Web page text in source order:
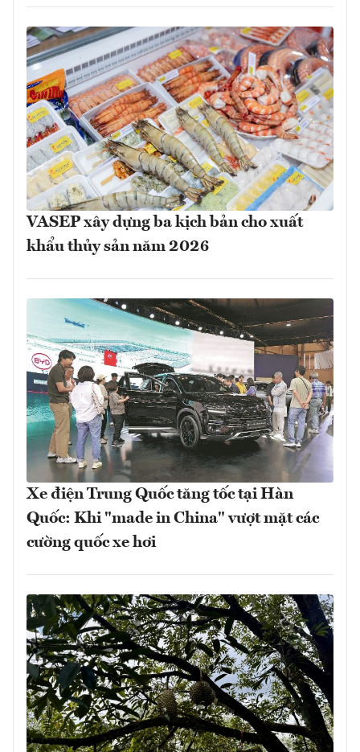
VASEP xây dựng ba kịch bản cho xuất
khẩu thủy sản năm 2026
Xe điện Trung Quốc tăng tốc tại Hàn
Quốc: Khi "made in China" vượt mặt các
cường quốc xe hơi